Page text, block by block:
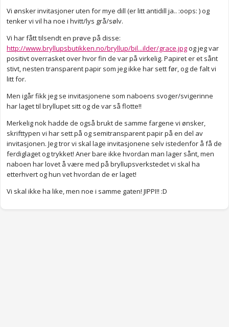
Vi ønsker invitasjoner uten for mye dill (er litt antidill ja.. :oops: ) og
tenker vi vil ha noe i hvitt/lys grå/sølv.
Vi har fått tilsendt en prøve på disse:
http://www.bryllupsbutikken.no/bryllup/bil...ilder/grace.jpgog jeg var
positivt overrasket over hvor fin de var på virkelig. Papiret er et sånt
stivt, nesten transparent papir som jeg ikke har sett før, og de falt vi
litt for.
Men igår fikk jeg se invitasjonene som naboens svoger/svigerinne
har laget til bryllupet sitt og de var så flotte!!
Merkelig nok hadde de også brukt de samme fargene vi ønsker,
skrifttypen vi har sett på og semitransparent papir på en del av
invitasjonen. Jeg tror vi skal lage invitasjonene selv istedenfor å få de
ferdiglaget og trykket! Aner bare ikke hvordan man lager sånt, men
naboen har lovet å være med på bryllupsverkstedet vi skal ha
etterhvert og hun vet hvordan de er laget!
Vi skal ikke ha like, men noe i samme gaten! JIPPI!! :D